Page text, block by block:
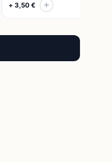
+ 3,50 €